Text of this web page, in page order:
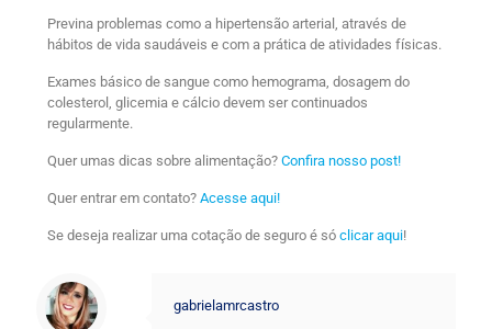
Previna problemas como a hipertensão arterial, através de
hábitos de vida saudáveis e com a prática de atividades físicas.
Exames básico de sangue como hemograma, dosagem do
colesterol, glicemia e cálcio devem ser continuados
regularmente.
Quer umas dicas sobre alimentação? Confira nosso post!
Quer entrar em contato? Acesse aqui!
Se deseja realizar uma cotação de seguro é só clicar aqui!
gabrielamrcastro